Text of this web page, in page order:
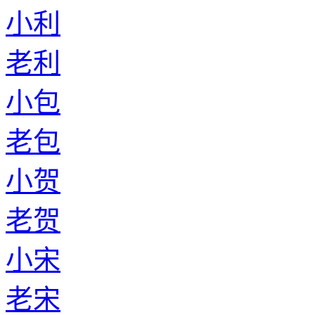
小利
老利
小包
老包
小贺
老贺
小宋
老宋